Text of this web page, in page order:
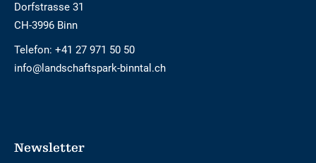
Dorfstrasse 31
CH-3996 Binn
Telefon: +41 27 971 50 50
info@landschaftspark-binntal.ch
Newsletter